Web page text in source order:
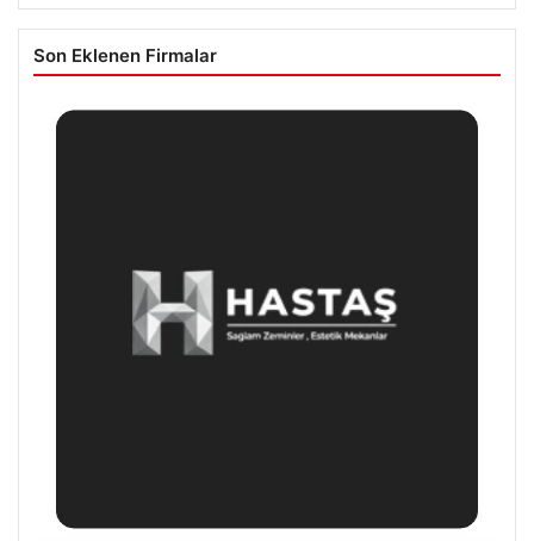
Son Eklenen Firmalar